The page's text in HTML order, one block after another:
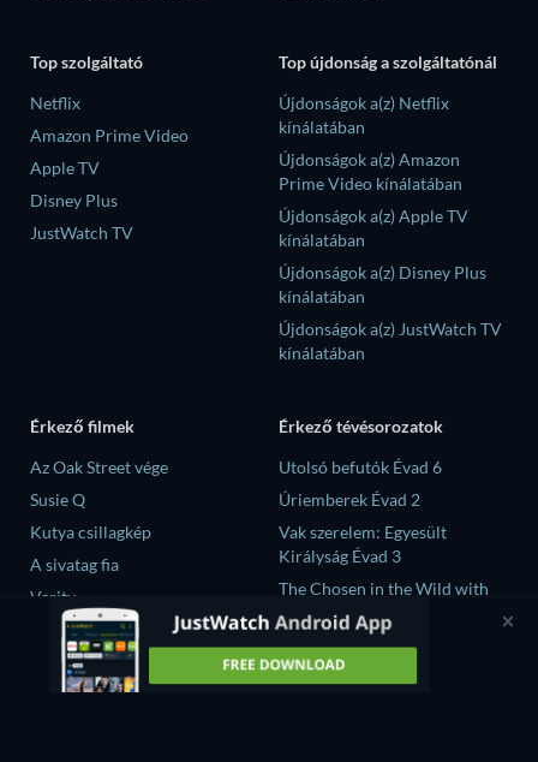
Top szolgáltató
Netflix
Amazon Prime Video
Apple TV
Disney Plus
JustWatch TV
Top újdonság a szolgáltatónál
Újdonságok a(z) Netflix
kínálatában
Újdonságok a(z) Amazon
Prime Video kínálatában
Újdonságok a(z) Apple TV
kínálatában
Újdonságok a(z) Disney Plus
kínálatában
Újdonságok a(z) JustWatch TV
kínálatában
Érkező filmek
Az Oak Street vége
Susie Q
Kutya csillagkép
A sivatag fia
Verity
Érkező tévésorozatok
Utolsó befutók Évad 6
Úriemberek Évad 2
Vak szerelem: Egyesült
Királyság Évad 3
The Chosen in the Wild with
Bear Grylls Évad 1
大空港～GATE24～ Évad 1